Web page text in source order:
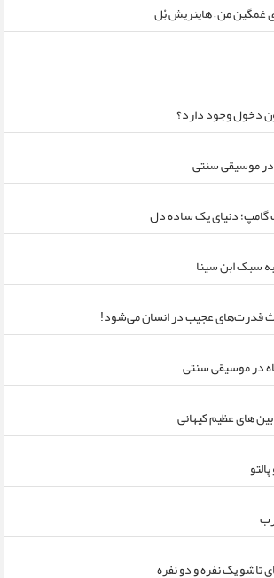
غمگین من – هاینریش بُل
دخول وجود دارد؟
موسیقی سنتی
دنیای یک ساده دل
سبک ابن سینا
در موسیقی سنتی
های عظیم کیهانی
تاشو یک نفره و دو نفره